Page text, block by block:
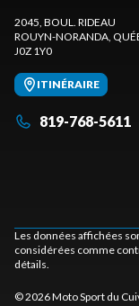
2045, BOUL. RIDEAU
ROUYN-NORANDA,
J0Z 1Y0
ITINÉRAIRE
819-768-5611
Les données affichées
considérées comme
détails.
© 2026 Moto Sport du